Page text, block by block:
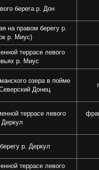
берега р. Дон
на правом берегу р.
р. Миус)
террасе левого
р. Миус
озера в пойме
Донец
террасе левого
Деркул
р. Деркул
террасе левого